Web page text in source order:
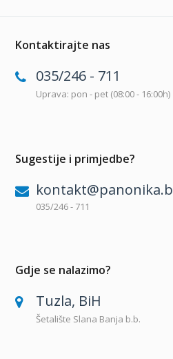
Kontaktirajte nas
035/246 - 711
Uprava: pon - pet (08:00 - 16:00h)
Sugestije i primjedbe?
035/246 - 711
Gdje se nalazimo?
Tuzla, BiH
Šetalište Slana Banja b.b.